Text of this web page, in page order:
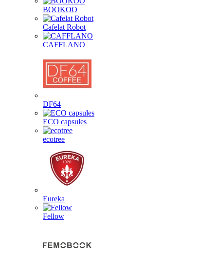
BOOKOO
Cafelat Robot
CAFFLANO
DF64
ECO capsules
ecotree
Eureka
Fellow